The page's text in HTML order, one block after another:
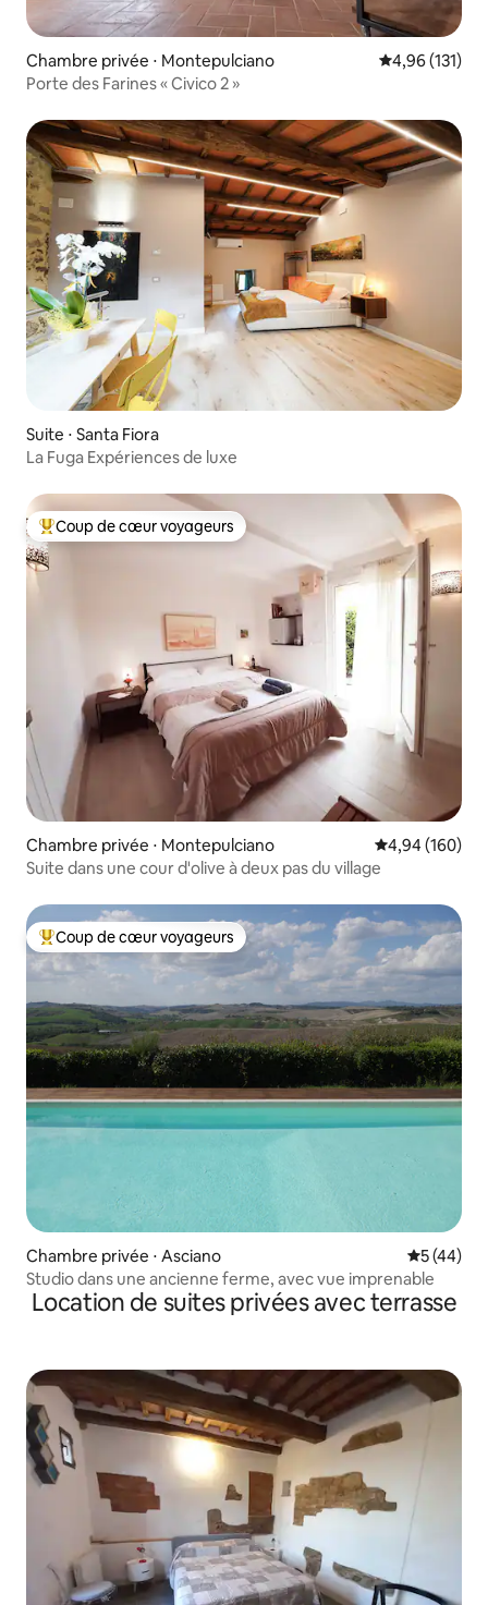
Chambre privée ⋅ Montepulciano Évaluation
4,96 (131)
Porte des Farines « Civico 2 »
Suite ⋅ Santa Fiora
La Fuga Expériences de luxe
Coups de cœur voyageurs les plus appréciés
Coup de cœur voyageurs
Chambre privée ⋅ Montepulciano Évaluation
4,94 (160)
Suite dans une cour d'olive à deux pas du village
Coups de cœur voyageurs les plus appréciés
Coup de cœur voyageurs
Chambre privée ⋅ Asciano
5 (44)
Studio dans une ancienne ferme, avec vue imprenable
Location de suites privées avec terrasse